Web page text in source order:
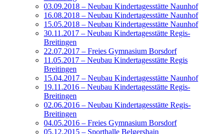
03.09.2018 – Neubau Kindertagesstätte Naunhof
16.08.2018 – Neubau Kindertagesstätte Naunhof
15.05.2018 – Neubau Kindertagesstätte Naunhof
30.11.2017 – Neubau Kindertagesstätte Regis-
Breitingen
22.07.2017 – Freies Gymnasium Borsdorf
11.05.2017 – Neubau Kindertagesstätte Regis
Breitingen
15.04.2017 – Neubau Kindertagesstätte Naunhof
19.11.2016 – Neubau Kindertagesstätte Regis-
Breitingen
02.06.2016 – Neubau Kindertagesstätte Regis-
Breitingen
04.05.2016 – Freies Gymnasium Borsdorf
05.12.2015 – Sporthalle Belgershain